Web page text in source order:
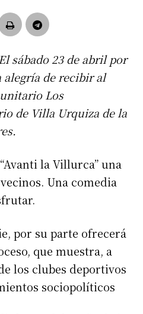
sábado 23 de abril por
de recibir al
Los
de Villa Urquiza de la
la Villurca” una
Una comedia
por su parte ofrecerá
que muestra, a
los clubes deportivos
sociopolíticos